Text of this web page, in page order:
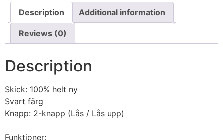
Description Additional information
Reviews (0)
Description
Skick: 100% helt ny
Svart färg
Knapp: 2-knapp (Lås / Lås upp)
Funktioner: